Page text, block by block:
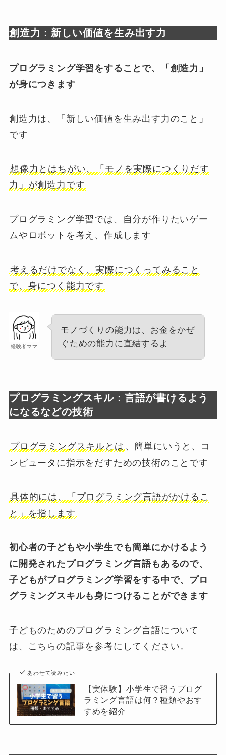
創造力：新しい価値を生み出す力
プログラミング学習をすることで、「創造力」
が身につきます
創造力は、「新しい価値を生み出す力のこと」
です
想像力とはちがい、「モノを実際につくりだす
力」が創造力です
プログラミング学習では、自分が作りたいゲー
ムやロボットを考え、作成します
考えるだけでなく、実際につくってみること
で、身につく能力です
経験者ママ
モノづくりの能力は、お金をかぜ
ぐための能力に直結するよ
プログラミングスキル：言語が書けるよう
になるなどの技術
プログラミングスキルとは 、簡単にいうと、コ
ンピュータに指示をだすための技術のことです
具体的には、「プログラミング言語がかけるこ
と」を指します
初心者の子どもや小学生でも簡単にかけるよう
に開発されたプログラミング言語もあるので、
子どもがプログラミング学習をする中で、プロ
グラミングスキルも身につけることができます
子どものためのプログラミング言語について
は、こちらの記事を参考にしてください↓
あわせて読みたい
【実体験】小学生で習うプログ
ラミング言語は何？種類やおす
すめを紹介